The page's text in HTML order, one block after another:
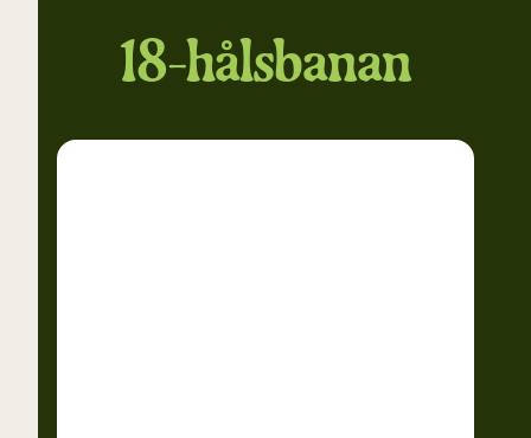
18-hålsbanan